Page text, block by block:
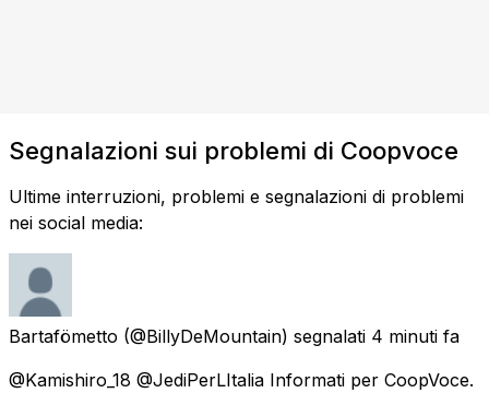
Segnalazioni sui problemi di Coopvoce
Ultime interruzioni, problemi e segnalazioni di problemi
nei social media:
Bartafömetto (@BillyDeMountain) segnalati 4 minuti fa
@Kamishiro_18 @JediPerLItalia Informati per CoopVoce.